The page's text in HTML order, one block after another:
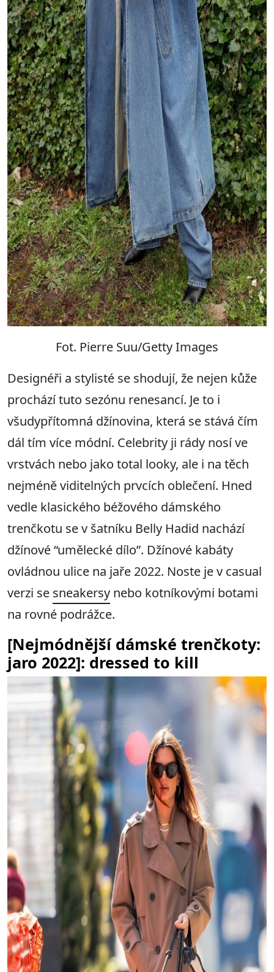
Fot. Pierre Suu/Getty Images
Designéři a stylisté se shodují, že nejen kůže
prochází tuto sezónu renesancí. Je to i
všudypřítomná džínovina, která se stává čím
dál tím více módní. Celebrity ji rády nosí ve
vrstvách nebo jako total looky, ale i na těch
nejméně viditelných prvcích oblečení. Hned
vedle klasického béžového dámského
trenčkotu se v šatníku Belly Hadid nachází
džínové “umělecké dílo”. Džínové kabáty
ovládnou ulice na jaře 2022. Noste je v casual
verzi se sneakersy nebo kotníkovými botami
na rovné podrážce.
[Nejmódnější dámské trenčkoty:
jaro 2022]: dressed to kill